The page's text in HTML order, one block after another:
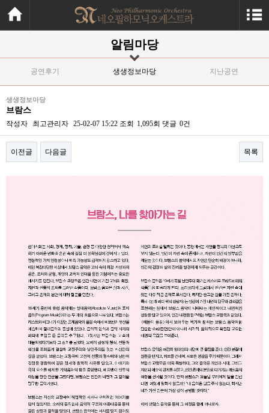
알림마당
공연후기 생생정보마당 지난공연
생생정보마당
브람스
작성자 최고관리자 25-02-07 15:22 조회 1,095회 댓글 0건
이전글 다음글 목록